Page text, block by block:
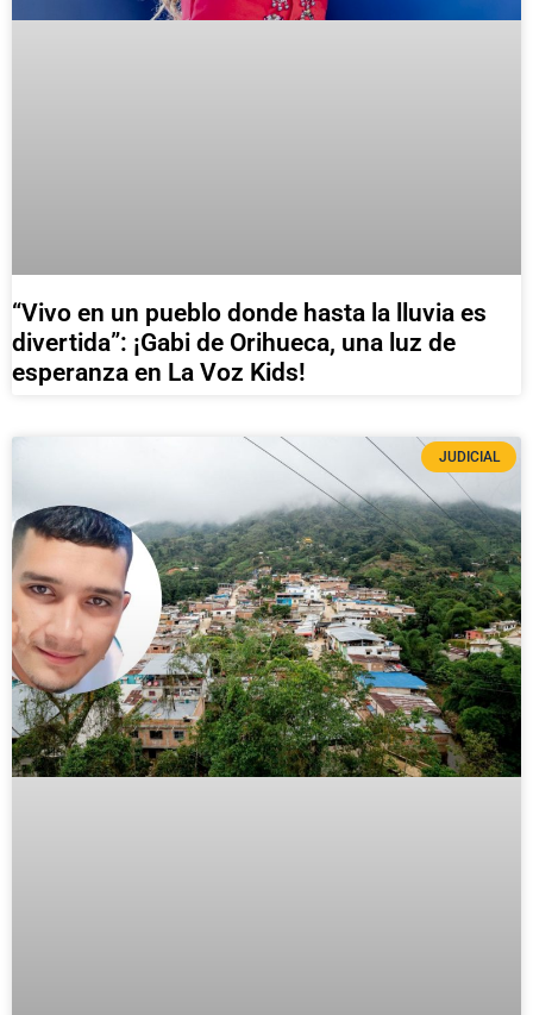
“Vivo en un pueblo donde hasta la lluvia es
divertida”: ¡Gabi de Orihueca, una luz de
esperanza en La Voz Kids!
JUDICIAL